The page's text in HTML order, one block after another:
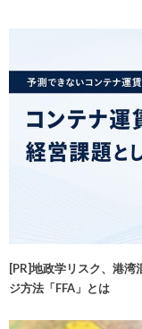
[PR]地政学リスク、港
ジ方法「FFA」とは